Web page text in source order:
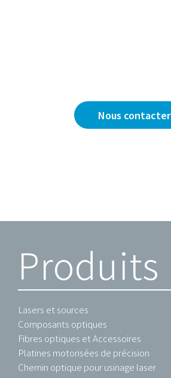
Nous contacter
Produits
Lasers et sources
Composants optiques
Fibres optiques et Accessoires
Platines motorisées de précision
Chemin optique pour usinage laser